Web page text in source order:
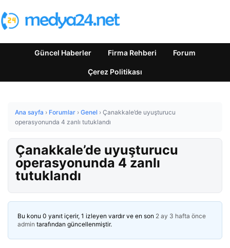
Güncel Haberler Firma Rehberi Forum
Çerez Politikası
Ana sayfa › Forumlar › Genel › Çanakkale’de uyuşturucu
operasyonunda 4 zanlı tutuklandı
Çanakkale’de uyuşturucu
operasyonunda 4 zanlı
tutuklandı
Bu konu 0 yanıt içerir, 1 izleyen vardır ve en son 2 ay 3 hafta önce
admin tarafından güncellenmiştir.